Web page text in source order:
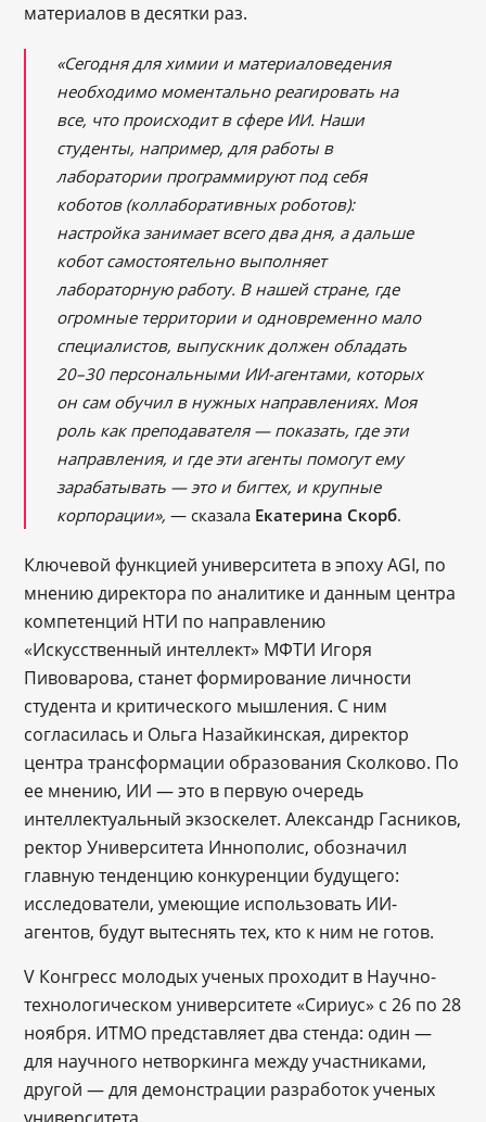
материалов в десятки раз.
«Сегодня для химии и материаловедения
необходимо моментально реагировать на
все, что происходит в сфере ИИ. Наши
студенты, например, для работы в
лаборатории программируют под себя
коботов (коллаборативных роботов):
настройка занимает всего два дня, а дальше
кобот самостоятельно выполняет
лабораторную работу. В нашей стране, где
огромные территории и одновременно мало
специалистов, выпускник должен обладать
20–30 персональными ИИ-агентами, которых
он сам обучил в нужных направлениях. Моя
роль как преподавателя — показать, где эти
направления, и где эти агенты помогут ему
зарабатывать — это и бигтех, и крупные
корпорации», — сказала Екатерина Скорб.
Ключевой функцией университета в эпоху AGI, по
мнению директора по аналитике и данным центра
компетенций НТИ по направлению
«Искусственный интеллект» МФТИ Игоря
Пивоварова, станет формирование личности
студента и критического мышления. С ним
согласилась и Ольга Назайкинская, директор
центра трансформации образования Сколково. По
ее мнению, ИИ — это в первую очередь
интеллектуальный экзоскелет. Александр Гасников,
ректор Университета Иннополис, обозначил
главную тенденцию конкуренции будущего:
исследователи, умеющие использовать ИИ-
агентов, будут вытеснять тех, кто к ним не готов.
V Конгресс молодых ученых проходит в Научно-
технологическом университете «Сириус» с 26 по 28
ноября. ИТМО представляет два стенда: один —
для научного нетворкинга между участниками,
другой — для демонстрации разработок ученых